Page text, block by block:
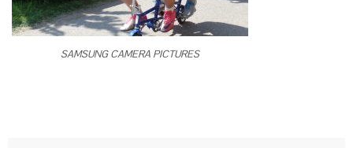
SAMSUNG CAMERA PICTURES